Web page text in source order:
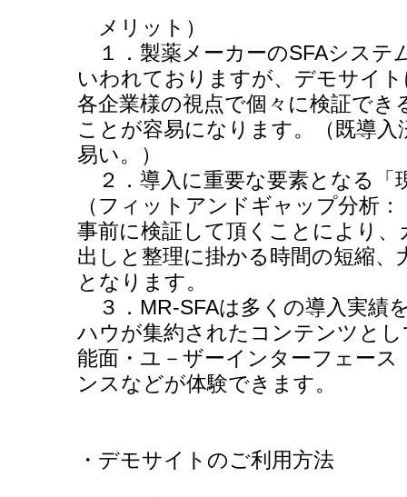
メリット）
１．製薬メーカーのSFAシステ
いわれておりますが、デモサイ
各企業様の視点で個々に検証でき
ことが容易になります。（既導
易い。）
２．導入に重要な要素となる「
（フィットアンドギャップ分析
事前に検証して頂くことにより
出しと整理に掛かる時間の短縮
となります。
３．MR-SFAは多くの導入実績
ハウが集約されたコンテンツと
能面・ユ－ザーインターフェー
ンスなどが体験できます。
・デモサイトのご利用方法